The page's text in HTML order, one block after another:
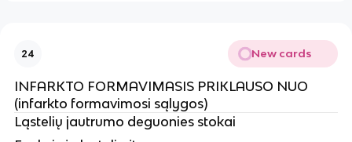
24 New cards
INFARKTO FORMAVIMASIS PRIKLAUSO NUO
(infarkto formavimosi sąlygos)
Ląstelių jautrumo deguonies stokai